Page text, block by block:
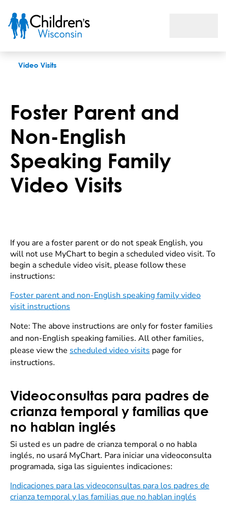
Video Visits
Foster Parent and
Non-English
Speaking Family
Video Visits
If you are a foster parent or do not speak English, you
will not use MyChart to begin a scheduled video visit. To
begin a schedule video visit, please follow these
instructions:
Foster parent and non-English speaking family video
visit instructions
Note: The above instructions are only for foster families
and non-English speaking families. All other families,
please view the scheduled video visits page for
instructions.
Videoconsultas para padres de
crianza temporal y familias que
no hablan inglés
Si usted es un padre de crianza temporal o no habla
inglés, no usará MyChart. Para iniciar una videoconsulta
programada, siga las siguientes indicaciones:
Indicaciones para las videoconsultas para los padres de
crianza temporal y las familias que no hablan inglés